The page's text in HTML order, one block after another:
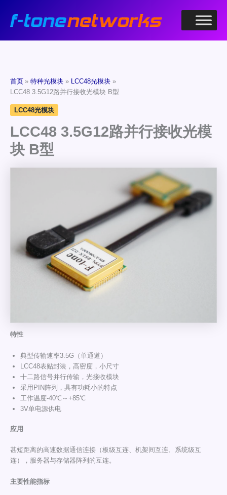
首页 特种光模块
LCC48光模块
LCC48 3.5G12路并行接收光模块 B型
LCC48光模块
LCC48 3.5G12路并行接收光模
块 B型
特性
典型传输速率3.5G（单通道）
LCC48表贴封装，高密度，小尺寸
十二路信号并行传输，光接收模块
采用PIN阵列，具有功耗小的特点
工作温度-40℃～+85℃
3V单电源供电
应用
甚短距离的高速数据通信连接（板级互连、机架间互连、系统级互
连），服务器与存储器阵列的互连。
主要性能指标